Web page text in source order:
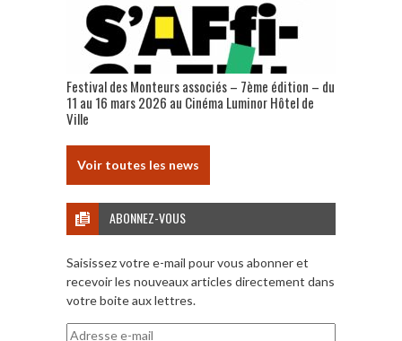
Festival des Monteurs associés – 7ème édition – du
11 au 16 mars 2026 au Cinéma Luminor Hôtel de
Ville
Voir toutes les news
ABONNEZ-VOUS
Saisissez votre e-mail pour vous abonner et
recevoir les nouveaux articles directement dans
votre boite aux lettres.
Adresse